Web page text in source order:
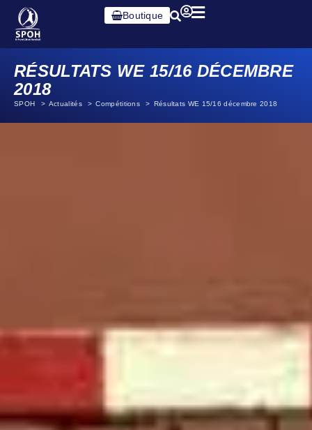
Boutique
RÉSULTATS WE 15/16 DÉCEMBRE
2018
SPOH Actualités Compétitions Résultats WE 15/16 décembre 2018